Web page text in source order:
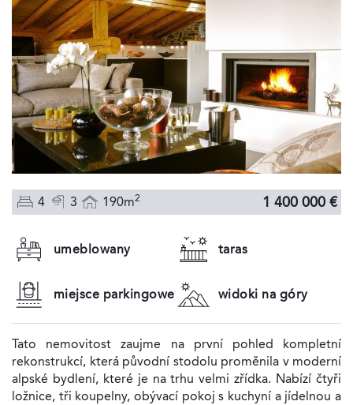
4 3 190m2 1 400 000 €
umeblowany taras
miejsce parkingowe widoki na góry
Tato nemovitost zaujme na první pohled kompletní
rekonstrukcí, která původní stodolu proměnila v moderní
alpské bydlení, které je na trhu velmi zřídka. Nabízí čtyři
ložnice, tři koupelny, obývací pokoj s kuchyní a jídelnou a